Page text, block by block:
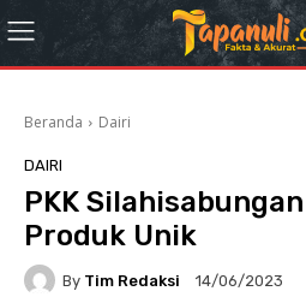
Beranda Dairi
DAIRI
PKK
Produk Unik
By Tim Redaksi 14/06/2023